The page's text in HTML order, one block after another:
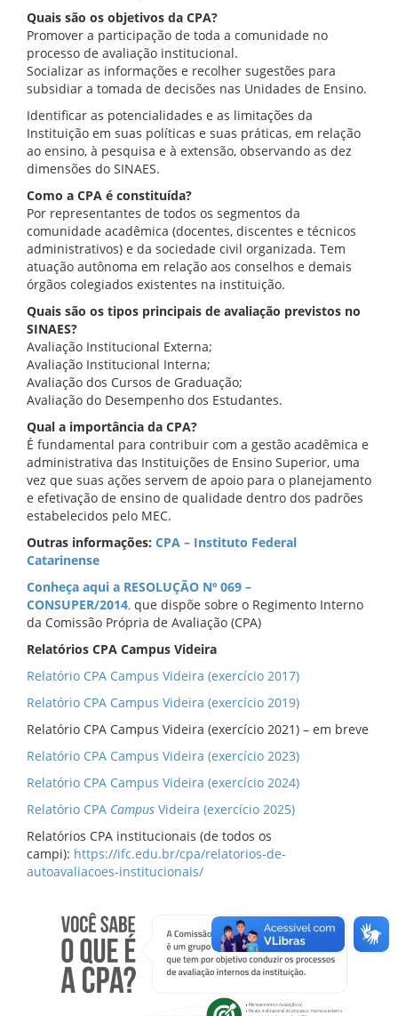
Quais são os objetivos da CPA?
Promover a participação de toda a comunidade no
processo de avaliação institucional.
Socializar as informações e recolher sugestões para
subsidiar a tomada de decisões nas Unidades de Ensino.
Identificar as potencialidades e as limitações da
Instituição em suas políticas e suas práticas, em relação
ao ensino, à pesquisa e à extensão, observando as dez
dimensões do SINAES.
Como a CPA é constituída?
Por representantes de todos os segmentos da
comunidade acadêmica (docentes, discentes e técnicos
administrativos) e da sociedade civil organizada. Tem
atuação autônoma em relação aos conselhos e demais
órgãos colegiados existentes na instituição.
Quais são os tipos principais de avaliação previstos no
SINAES?
Avaliação Institucional Externa;
Avaliação Institucional Interna;
Avaliação dos Cursos de Graduação;
Avaliação do Desempenho dos Estudantes.
Qual a importância da CPA?
É fundamental para contribuir com a gestão acadêmica e
administrativa das Instituições de Ensino Superior, uma
vez que suas ações servem de apoio para o planejamento
e efetivação de ensino de qualidade dentro dos padrões
estabelecidos pelo MEC.
Outras informações: CPA – Instituto Federal
Catarinense
Conheça aqui a RESOLUÇÃO Nº 069 –
CONSUPER/2014, que dispõe sobre o Regimento Interno
da Comissão Própria de Avaliação (CPA)
Relatórios CPA Campus Videira
Relatório CPA Campus Videira (exercício 2017)
Relatório CPA Campus Videira (exercício 2019)
Relatório CPA Campus Videira (exercício 2021) – em breve
Relatório CPA Campus Videira (exercício 2023)
Relatório CPA Campus Videira (exercício 2024)
Relatório CPA Campus Videira (exercício 2025)
Relatórios CPA institucionais (de todos os
campi): https://ifc.edu.br/cpa/relatorios-de-
autoavaliacoes-institucionais/